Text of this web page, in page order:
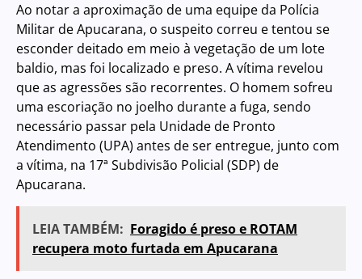
Ao notar a aproximação de uma equipe da Polícia
Militar de Apucarana, o suspeito correu e tentou se
esconder deitado em meio à vegetação de um lote
baldio, mas foi localizado e preso. A vítima revelou
que as agressões são recorrentes. O homem sofreu
uma escoriação no joelho durante a fuga, sendo
necessário passar pela Unidade de Pronto
Atendimento (UPA) antes de ser entregue, junto com
a vítima, na 17ª Subdivisão Policial (SDP) de
Apucarana.
LEIA TAMBÉM: Foragido é preso e ROTAM
recupera moto furtada em Apucarana